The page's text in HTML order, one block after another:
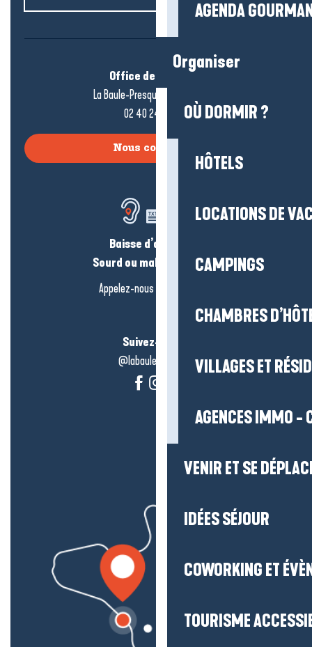
AGENDA
Organiser
OÙ DORMIR ?
HÔTELS
LOCATIONS DE
CAMPINGS
CHAMBRES
VILLAGES ET
AGENCES IMMO -
VENIR ET SE
IDÉES SÉJOUR
COWORKING ET
TOURISME
Office de tourisme
La Baule-Presqu’île de Guérande
02 40 24 34 44
Nous contacter
Baisse d’audition ?
Sourd ou malentendant ?
Appelez-nous en
Suivez-nous !
@labauleguérande